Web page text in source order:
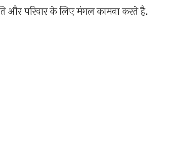
और परिवार के लिए मंगल कामना करते है.